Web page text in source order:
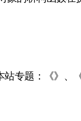
专题：《》、